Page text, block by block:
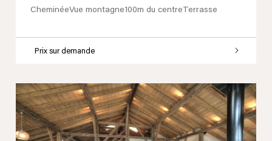
CheminéeVue montagne100m du centreTerrasse
Prix sur demande